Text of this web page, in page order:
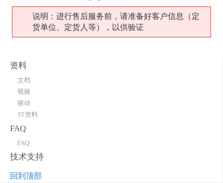
说明：进行售后服务前，请准备好客户信息（定
货单位、定货人等），以供验证
资料
文档
视频
驱动
ST资料
FAQ
FAQ
技术支持
回到顶部